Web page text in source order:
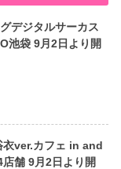
デジタルサーカス
池袋 9月2日より開
衣ver.カフェ in and
舗 9月2日より開